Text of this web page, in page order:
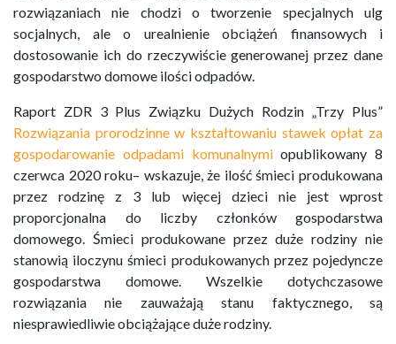
rozwiązaniach nie chodzi o tworzenie specjalnych ulg
socjalnych, ale o urealnienie obciążeń finansowych i
dostosowanie ich do rzeczywiście generowanej przez dane
gospodarstwo domowe ilości odpadów.
Raport ZDR 3 Plus Związku Dużych Rodzin „Trzy Plus”
Rozwiązania prorodzinne w kształtowaniu stawek opłat za
gospodarowanie odpadami komunalnymiopublikowany 8
czerwca 2020 roku– wskazuje, że ilość śmieci produkowana
przez rodzinę z 3 lub więcej dzieci nie jest wprost
proporcjonalna do liczby członków gospodarstwa
domowego. Śmieci produkowane przez duże rodziny nie
stanowią iloczynu śmieci produkowanych przez pojedyncze
gospodarstwa domowe. Wszelkie dotychczasowe
rozwiązania nie zauważają stanu faktycznego, są
niesprawiedliwie obciążające duże rodziny.